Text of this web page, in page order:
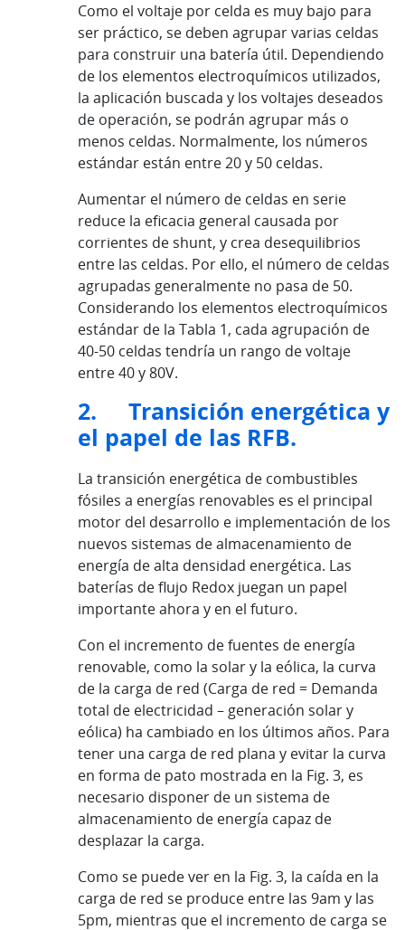
Como el voltaje por celda es muy bajo para
ser práctico, se deben agrupar varias celdas
para construir una batería útil. Dependiendo
de los elementos electroquímicos utilizados,
la aplicación buscada y los voltajes deseados
de operación, se podrán agrupar más o
menos celdas. Normalmente, los números
estándar están entre 20 y 50 celdas.
Aumentar el número de celdas en serie
reduce la eficacia general causada por
corrientes de shunt, y crea desequilibrios
entre las celdas. Por ello, el número de celdas
agrupadas generalmente no pasa de 50.
Considerando los elementos electroquímicos
estándar de la Tabla 1, cada agrupación de
40-50 celdas tendría un rango de voltaje
entre 40 y 80V.
2. Transición energética y
el papel de las RFB.
La transición energética de combustibles
fósiles a energías renovables es el principal
motor del desarrollo e implementación de los
nuevos sistemas de almacenamiento de
energía de alta densidad energética. Las
baterías de flujo Redox juegan un papel
importante ahora y en el futuro.
Con el incremento de fuentes de energía
renovable, como la solar y la eólica, la curva
de la carga de red (Carga de red = Demanda
total de electricidad – generación solar y
eólica) ha cambiado en los últimos años. Para
tener una carga de red plana y evitar la curva
en forma de pato mostrada en la Fig. 3, es
necesario disponer de un sistema de
almacenamiento de energía capaz de
desplazar la carga.
Como se puede ver en la Fig. 3, la caída en la
carga de red se produce entre las 9am y las
5pm, mientras que el incremento de carga se